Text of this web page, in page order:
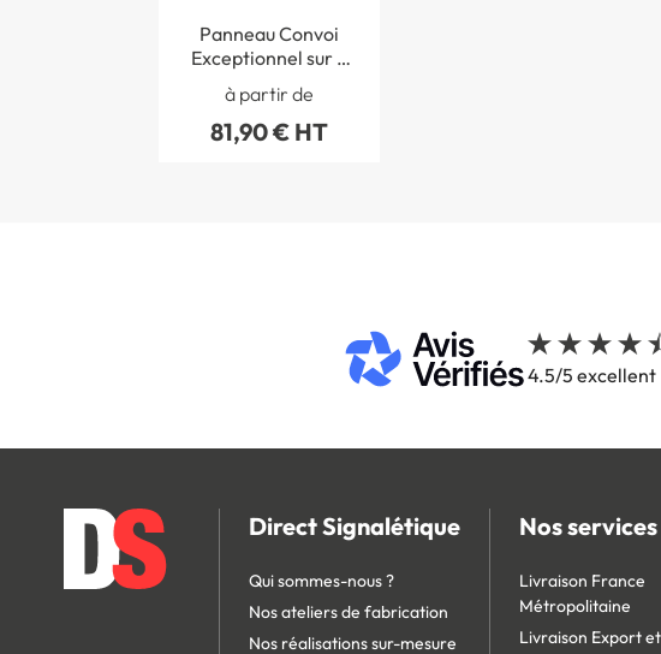
Panneau Convoi
Exceptionnel sur 2
à partir de
81,90 € HT
4.5/5 excellent
Direct Signalétique
Qui sommes-nous ?
Nos ateliers de fabrication
Nos réalisations sur-mesure
Nos services
Livraison France
Métropolitaine
Livraison Export et